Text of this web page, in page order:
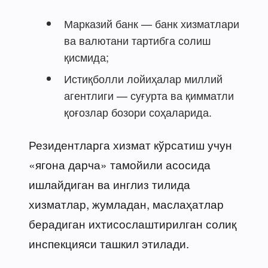
Марказий банк — банк хизматлари
ва валютани тартибга солиш
қисмида;
Истиқболли лойиҳалар миллий
агентлиги — суғурта ва қимматли
қоғозлар бозори соҳаларида.
Резидентларга хизмат кўрсатиш учун
«ягона дарча» тамойили асосида
ишлайдиган ва инглиз тилида
хизматлар, жумладан, маслаҳатлар
берадиган ихтисослаштирилган солиқ
инспекцияси ташкил этилади.